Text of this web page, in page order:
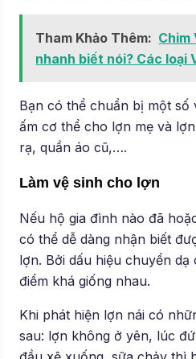
Tham Khảo Thêm: Chim
nhanh biết nói? Các loại
Bạn có thể chuẩn bị một số
ấm cơ thể cho lợn mẹ và
rạ, quần áo cũ,….
Làm vệ sinh cho lợn
Nếu hộ gia đình nào đã
có thể dễ dàng nhận biết
lợn. Bởi dấu hiệu chuyển
điểm khá giống nhau.
Khi phát hiện lợn nái có
sau: lợn không ở yên, lúc